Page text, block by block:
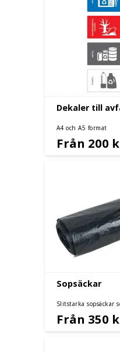
Dekaler till
A4 och A5 format
Från 200
Sopsäckar
Slitstarka sopsäckar
håller. Storlek från
Från 350